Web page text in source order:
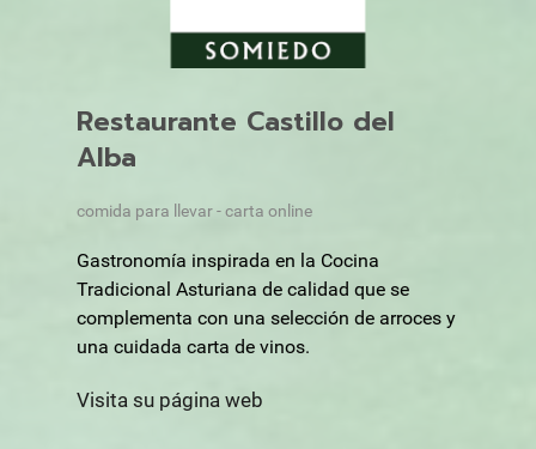
Restaurante Castillo del
Alba
comida para llevar - carta online
Gastronomía inspirada en la Cocina
Tradicional Asturiana de calidad que se
complementa con una selección de arroces y
una cuidada carta de vinos.
Visita su página web